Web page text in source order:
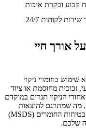
קבוע ובקרת איכות
לקוחות 24/7
אורך חיי
שימוש בחומרי ניקוי
זכוכית מחוסמת או ציוד
הניקוי תגרום במוקדם
מה שמתרגם להוצאות
החלפה כבדות. תמיד תדרשו לראות את דפי בטיחות החומרים (MSDS)
שלכם.